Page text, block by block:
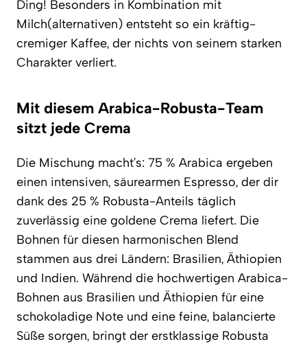
Ding! Besonders in Kombination mit
Milch(alternativen) entsteht so ein kräftig-
cremiger Kaffee, der nichts von seinem starken
Charakter verliert.
Mit diesem Arabica-Robusta-Team
sitzt jede Crema
Die Mischung macht’s: 75 % Arabica ergeben
einen intensiven, säurearmen Espresso, der dir
dank des 25 % Robusta-Anteils täglich
zuverlässig eine goldene Crema liefert. Die
Bohnen für diesen harmonischen Blend
stammen aus drei Ländern: Brasilien, Äthiopien
und Indien. Während die hochwertigen Arabica-
Bohnen aus Brasilien und Äthiopien für eine
schokoladige Note und eine feine, balancierte
Süße sorgen, bringt der erstklassige Robusta